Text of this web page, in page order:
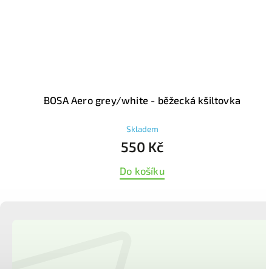
BOSA Aero grey/white - běžecká kšiltovka
Skladem
550 Kč
Do košíku